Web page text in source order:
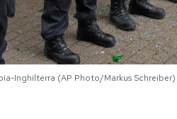
Inghilterra (AP Photo/Markus Schreiber)